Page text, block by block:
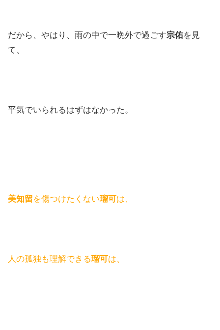
だから、やはり、雨の中で一晩外で過ごす宗佑を見
て、
平気でいられるはずはなかった。
美知留を傷つけたくない瑠可は、
人の孤独も理解できる瑠可は、